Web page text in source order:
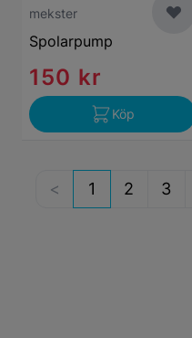
mekster
Spolarpump
150 kr
Köp
1 2 3